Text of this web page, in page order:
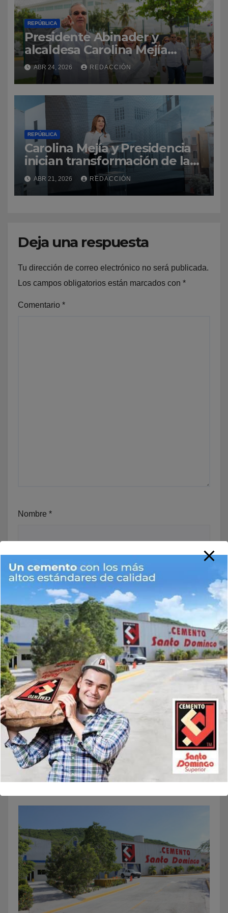
REPÚBLICA
Presidente Abinader y
alcaldesa Carolina Mejía
inauguran Malecón
Deportivo, que será desde
ahora el punto de encuentro
del deporte dominicano
ABR 24, 2026 REDACCIÓN
REPÚBLICA
Carolina Mejía y Presidencia
inician transformación de la
Ciudad Colonial con la
construcción del parqueo
José Reyes
ABR 21, 2026 REDACCIÓN
Deja una respuesta
Tu dirección de correo electrónico no será publicada.
Los campos obligatorios están marcados con *
Comentario *
Nombre *
Correo electrónico*
Guarda mi nombre, correo electrónico y web en este
navegador para la próxima vez que comente.